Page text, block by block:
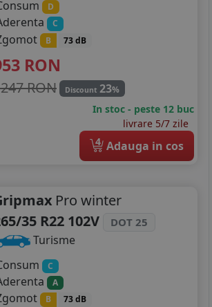
D
C
B 73 dB
RON
RON Discount 23%
In stoc - peste 12 buc
livrare 5/7 zile
4 Adauga in cos
Pro winter
35 R22 102V
DOT 25
Turisme
C
A
B 73 dB